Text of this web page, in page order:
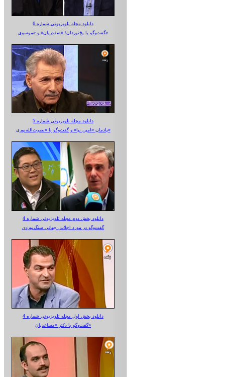
دانلود مجله تلویزیونی شماره 6
گفت‌وگو با یخ‌نوردان؛ «صفدریان» و «موسوی»
دانلود مجله تلویزیونی شماره 5
یادمان «امین نیا» و گفت‌وگو با «نصرت‌الله‌نوری»
دانلود بخش دوم مجله تلویزیونی شماره 4
گفت‌وگو در مورد اجلاس جهانی سنگ‌نوردی
دانلود بخش اول مجله تلویزیونی شماره 4
گفت‌وگو با دکتر «مساعدیان»